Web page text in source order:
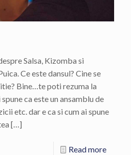
Salsa, Kizomba si
Ce este dansul? Cine se
Bine…te poti rezuma la
ca este un ansamblu de
etc. dar e ca si cum ai spune
[…]
Read more